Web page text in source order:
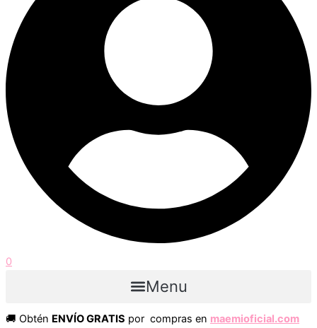
0
Menu
🚚 Obtén ENVÍO GRATIS por compras en maemioficial.com